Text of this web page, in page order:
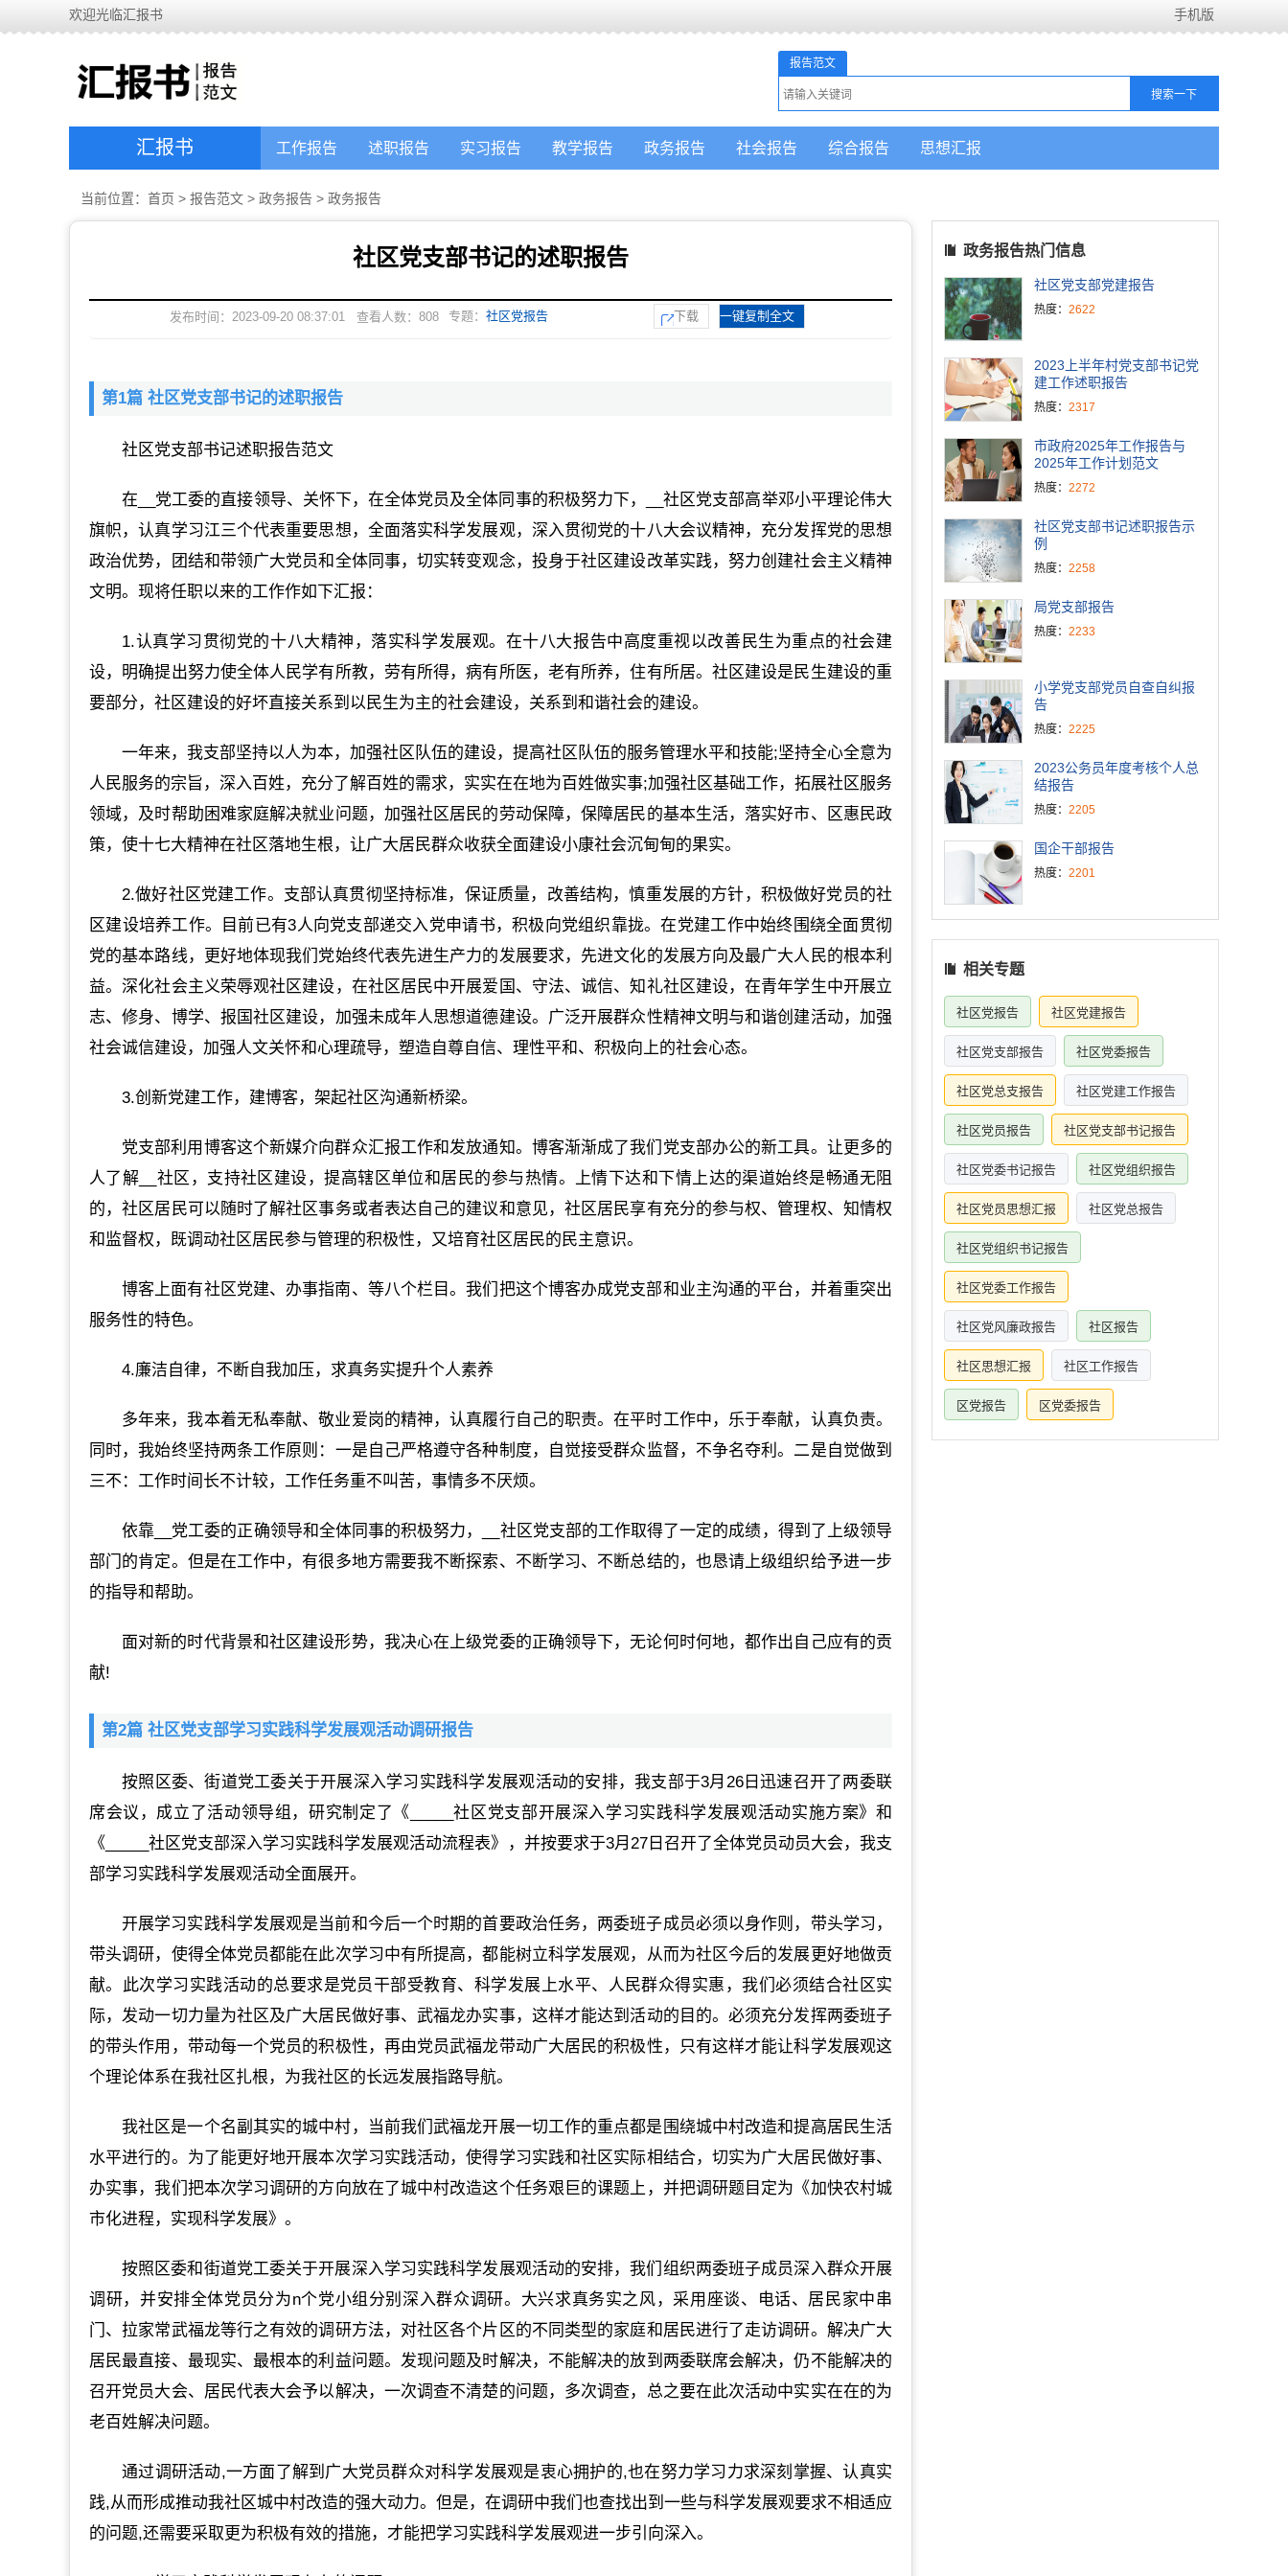
欢迎光临汇报书 手机版
报告范文
汇报书 工作报告 述职报告 实习报告 教学报告 政务报告 社会报告 综合报告 思想汇报
当前位置： 首页 > 报告范文 > 政务报告 > 政务报告
社区党支部书记的述职报告
发布时间：2023-09-20 08:37:01 查看人数： 808 专题： 社区党报告 下载 一键复制全文
第1篇 社区党支部书记的述职报告
社区党支部书记述职报告范文
在__党工委的直接领导、关怀下，在全体党员及全体同事的积极努力下，__社区党支部高举邓小平理论伟大
旗帜，认真学习江三个代表重要思想，全面落实科学发展观，深入贯彻党的十八大会议精神，充分发挥党的思想
政治优势，团结和带领广大党员和全体同事，切实转变观念，投身于社区建设改革实践，努力创建社会主义精神
文明。现将任职以来的工作作如下汇报：
1.认真学习贯彻党的十八大精神，落实科学发展观。在十八大报告中高度重视以改善民生为重点的社会建
设，明确提出努力使全体人民学有所教，劳有所得，病有所医，老有所养，住有所居。社区建设是民生建设的重
要部分，社区建设的好坏直接关系到以民生为主的社会建设，关系到和谐社会的建设。
一年来，我支部坚持以人为本，加强社区队伍的建设，提高社区队伍的服务管理水平和技能;坚持全心全意为
人民服务的宗旨，深入百姓，充分了解百姓的需求，实实在在地为百姓做实事;加强社区基础工作，拓展社区服务
领域，及时帮助困难家庭解决就业问题，加强社区居民的劳动保障，保障居民的基本生活，落实好市、区惠民政
策，使十七大精神在社区落地生根，让广大居民群众收获全面建设小康社会沉甸甸的果实。
2.做好社区党建工作。支部认真贯彻坚持标准，保证质量，改善结构，慎重发展的方针，积极做好党员的社
区建设培养工作。目前已有3人向党支部递交入党申请书，积极向党组织靠拢。在党建工作中始终围绕全面贯彻
党的基本路线，更好地体现我们党始终代表先进生产力的发展要求，先进文化的发展方向及最广大人民的根本利
益。深化社会主义荣辱观社区建设，在社区居民中开展爱国、守法、诚信、知礼社区建设，在青年学生中开展立
志、修身、博学、报国社区建设，加强未成年人思想道德建设。广泛开展群众性精神文明与和谐创建活动，加强
社会诚信建设，加强人文关怀和心理疏导，塑造自尊自信、理性平和、积极向上的社会心态。
3.创新党建工作，建博客，架起社区沟通新桥梁。
党支部利用博客这个新媒介向群众汇报工作和发放通知。博客渐渐成了我们党支部办公的新工具。让更多的
人了解__社区，支持社区建设，提高辖区单位和居民的参与热情。上情下达和下情上达的渠道始终是畅通无阻
的，社区居民可以随时了解社区事务或者表达自己的建议和意见，社区居民享有充分的参与权、管理权、知情权
和监督权，既调动社区居民参与管理的积极性，又培育社区居民的民主意识。
博客上面有社区党建、办事指南、等八个栏目。我们把这个博客办成党支部和业主沟通的平台，并着重突出
服务性的特色。
4.廉洁自律，不断自我加压，求真务实提升个人素养
多年来，我本着无私奉献、敬业爱岗的精神，认真履行自己的职责。在平时工作中，乐于奉献，认真负责。
同时，我始终坚持两条工作原则：一是自己严格遵守各种制度，自觉接受群众监督，不争名夺利。二是自觉做到
三不：工作时间长不计较，工作任务重不叫苦，事情多不厌烦。
依靠__党工委的正确领导和全体同事的积极努力，__社区党支部的工作取得了一定的成绩，得到了上级领导
部门的肯定。但是在工作中，有很多地方需要我不断探索、不断学习、不断总结的，也恳请上级组织给予进一步
的指导和帮助。
面对新的时代背景和社区建设形势，我决心在上级党委的正确领导下，无论何时何地，都作出自己应有的贡
献!
第2篇 社区党支部学习实践科学发展观活动调研报告
按照区委、街道党工委关于开展深入学习实践科学发展观活动的安排，我支部于3月26日迅速召开了两委联
席会议，成立了活动领导组，研究制定了《_____社区党支部开展深入学习实践科学发展观活动实施方案》和
《_____社区党支部深入学习实践科学发展观活动流程表》，并按要求于3月27日召开了全体党员动员大会，我支
部学习实践科学发展观活动全面展开。
开展学习实践科学发展观是当前和今后一个时期的首要政治任务，两委班子成员必须以身作则，带头学习，
带头调研，使得全体党员都能在此次学习中有所提高，都能树立科学发展观，从而为社区今后的发展更好地做贡
献。此次学习实践活动的总要求是党员干部受教育、科学发展上水平、人民群众得实惠，我们必须结合社区实
际，发动一切力量为社区及广大居民做好事、武福龙办实事，这样才能达到活动的目的。必须充分发挥两委班子
的带头作用，带动每一个党员的积极性，再由党员武福龙带动广大居民的积极性，只有这样才能让科学发展观这
个理论体系在我社区扎根，为我社区的长远发展指路导航。
我社区是一个名副其实的城中村，当前我们武福龙开展一切工作的重点都是围绕城中村改造和提高居民生活
水平进行的。为了能更好地开展本次学习实践活动，使得学习实践和社区实际相结合，切实为广大居民做好事、
办实事，我们把本次学习调研的方向放在了城中村改造这个任务艰巨的课题上，并把调研题目定为《加快农村城
市化进程，实现科学发展》。
按照区委和街道党工委关于开展深入学习实践科学发展观活动的安排，我们组织两委班子成员深入群众开展
调研，并安排全体党员分为n个党小组分别深入群众调研。大兴求真务实之风，采用座谈、电话、居民家中串
门、拉家常武福龙等行之有效的调研方法，对社区各个片区的不同类型的家庭和居民进行了走访调研。解决广大
居民最直接、最现实、最根本的利益问题。发现问题及时解决，不能解决的放到两委联席会解决，仍不能解决的
召开党员大会、居民代表大会予以解决，一次调查不清楚的问题，多次调查，总之要在此次活动中实实在在的为
老百姓解决问题。
通过调研活动,一方面了解到广大党员群众对科学发展观是衷心拥护的,也在努力学习力求深刻掌握、认真实
践,从而形成推动我社区城中村改造的强大动力。但是，在调研中我们也查找出到一些与科学发展观要求不相适应
的问题,还需要采取更为积极有效的措施，才能把学习实践科学发展观进一步引向深入。
政务报告热门信息
社区党支部党建报告
热度： 2622
2023上半年村党支部书记党
建工作述职报告
热度： 2317
市政府2025年工作报告与
2025年工作计划范文
热度： 2272
社区党支部书记述职报告示
例
热度： 2258
局党支部报告
热度： 2233
小学党支部党员自查自纠报
告
热度： 2225
2023公务员年度考核个人总
结报告
热度： 2205
国企干部报告
热度： 2201
相关专题
社区党报告 社区党建报告
社区党支部报告 社区党委报告
社区党总支报告 社区党建工作报告
社区党员报告 社区党支部书记报告
社区党委书记报告 社区党组织报告
社区党员思想汇报 社区党总报告
社区党组织书记报告
社区党委工作报告
社区党风廉政报告 社区报告
社区思想汇报 社区工作报告
区党报告 区党委报告